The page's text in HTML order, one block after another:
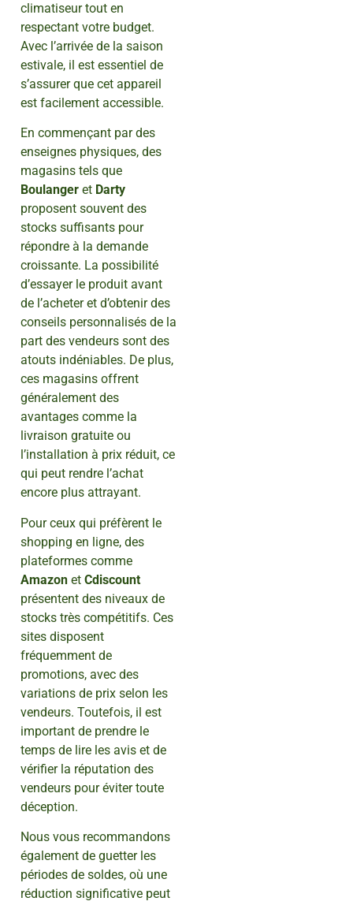
climatiseur tout en
respectant votre budget.
Avec l’arrivée de la saison
estivale, il est essentiel de
s’assurer que cet appareil
est facilement accessible.
En commençant par des
enseignes physiques, des
magasins tels que
Boulanger et Darty
proposent souvent des
stocks suffisants pour
répondre à la demande
croissante. La possibilité
d’essayer le produit avant
de l’acheter et d’obtenir des
conseils personnalisés de la
part des vendeurs sont des
atouts indéniables. De plus,
ces magasins offrent
généralement des
avantages comme la
livraison gratuite ou
l’installation à prix réduit, ce
qui peut rendre l’achat
encore plus attrayant.
Pour ceux qui préfèrent le
shopping en ligne, des
plateformes comme
Amazon et Cdiscount
présentent des niveaux de
stocks très compétitifs. Ces
sites disposent
fréquemment de
promotions, avec des
variations de prix selon les
vendeurs. Toutefois, il est
important de prendre le
temps de lire les avis et de
vérifier la réputation des
vendeurs pour éviter toute
déception.
Nous vous recommandons
également de guetter les
périodes de soldes, où une
réduction significative peut